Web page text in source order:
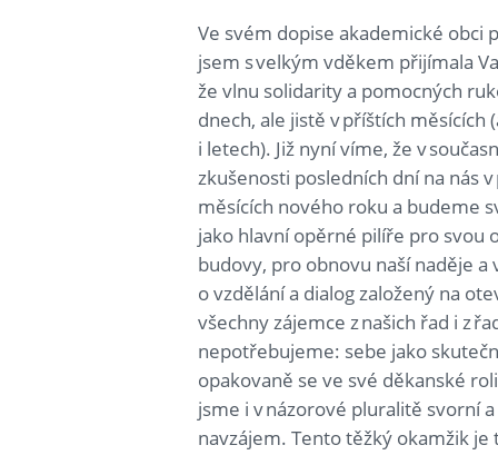
Ve svém dopise akademické obci
jsem s velkým vděkem přijímala
že vlnu solidarity a pomocných
dnech, ale jistě v příštích měsících
i letech). Již nyní víme, že v
zkušenosti posledních dní na nás
měsících nového roku a budeme
jako hlavní opěrné pilíře pro svou
budovy, pro obnovu naší naděje
o vzdělání a dialog založený na
všechny zájemce z našich řad i z
nepotřebujeme: sebe jako
opakovaně se ve své děkanské
jsme i v názorové pluralitě svorní
navzájem. Tento těžký okamžik